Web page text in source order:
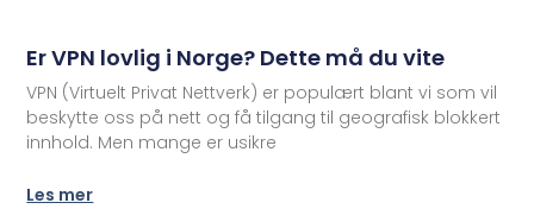
Er VPN lovlig i Norge? Dette må du vite
VPN (Virtuelt Privat Nettverk) er populært blant vi som vil
beskytte oss på nett og få tilgang til geografisk blokkert
innhold. Men mange er usikre
Les mer